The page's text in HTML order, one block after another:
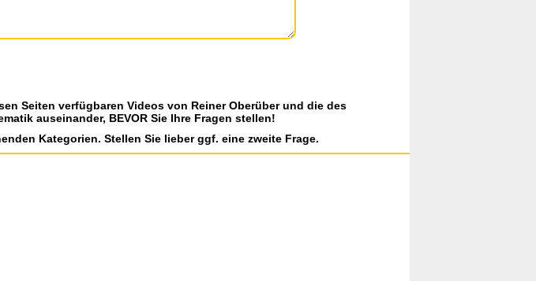
Seiten verfügbaren Videos von Reiner Oberüber und die des
auseinander, BEVOR Sie Ihre Fragen stellen!
Kategorien. Stellen Sie lieber ggf. eine zweite Frage.